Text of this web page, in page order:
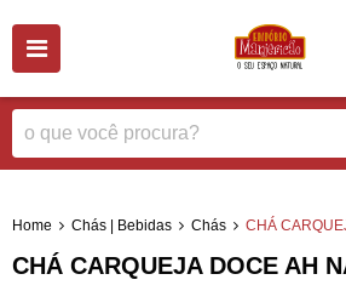
Home Chás | Bebidas Chás CHÁ
CHÁ CARQUEJA DOCE AH